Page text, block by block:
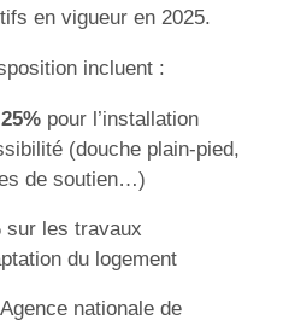
en vigueur en 2025.
incluent :
pour l’installation
(douche plain-pied,
de soutien…)
sur les travaux
du logement
nationale de